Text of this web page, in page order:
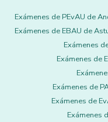
Exámenes de PEvAU de
Exámenes de EBAU de
Exámenes
Exámenes de
Exámenes de
Exámenes de
Exámenes